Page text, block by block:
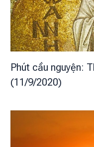
Phút cầu nguyện:
(11/9/2020)